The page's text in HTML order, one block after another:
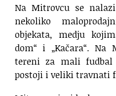
Na Mitrovcu se
nekoliko
objekata, medju
dom“ i „Kačara“.
tereni za mali
postoji i veliki travnati